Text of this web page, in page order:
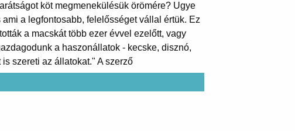
köt megmenekülésük örömére? Ugye
a legfontosabb, felelősséget vállal értük. Ez
a macskát több ezer évvel ezelőtt, vagy
a haszonállatok - kecske, disznó,
szereti az állatokat." A szerző